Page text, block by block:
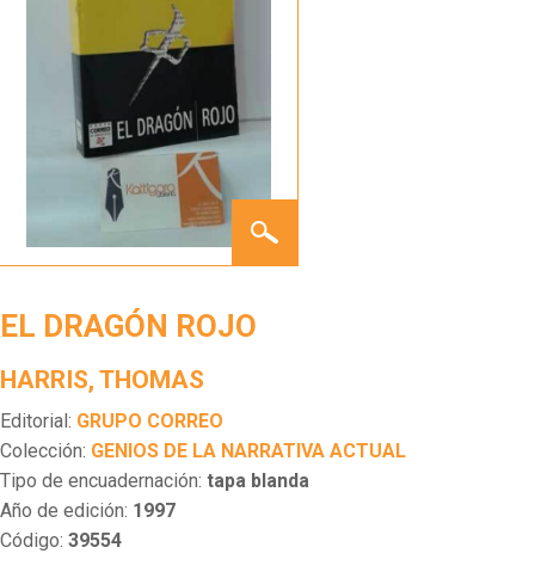
DRAGÓN
EL DRAGÓN ROJO
HARRIS, THOMAS
Editorial: GRUPO CORREO
Colección: GENIOS DE LA NARRATIVA ACTUAL
Tipo de encuadernación: tapa blanda
Año de edición: 1997
Código: 39554